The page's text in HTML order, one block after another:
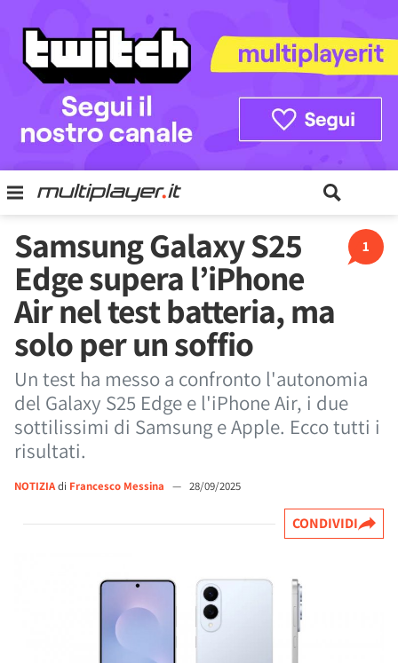
1
Samsung Galaxy S25
Edge supera l’iPhone
Air nel test batteria, ma
solo per un soffio
Un test ha messo a confronto l'autonomia
del Galaxy S25 Edge e l'iPhone Air, i due
sottilissimi di Samsung e Apple. Ecco tutti i
risultati.
NOTIZIAdi Francesco Messina — 28/09/2025
CONDIVIDI